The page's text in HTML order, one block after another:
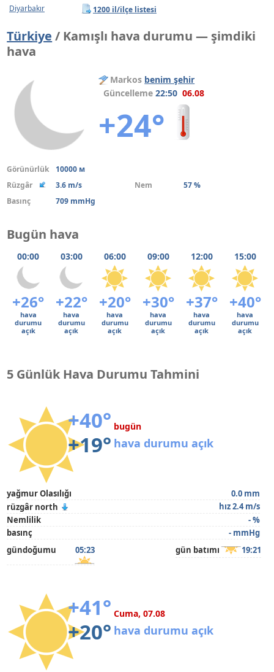
Diyarbakır
1200 il/ilçe listesi
Türkiye / Kamışlı hava durumu — şimdiki
hava
Markos benim şehir
Güncelleme22:50 06.08
+24°
Görünürlük
10000 м
Rüzgâr
3.6 m/s Nem
57 %
Basınç
709 mmHg
Bugün hava
00:00 03:00 06:00 09:00 12:00 15:00
+26° +22° +20° +30° +37° +40°
hava
durumu
açık
hava
durumu
açık
hava
durumu
açık
hava
durumu
açık
hava
durumu
açık
hava
durumu
açık
5 Günlük Hava Durumu Tahmini
+40°
+19°
bugün
hava durumu açık
yağmur Olasılığı
0.0 mm
rüzgâr north
hız 2.4 m/s
Nemlilik
- %
basınç
- mmHg
gündoğumu
05:23 gün batımı 19:21
+41°
+20°
Cuma, 07.08
hava durumu açık